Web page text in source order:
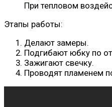
При тепловом
Этапы работы:
Делают замеры.
Подгибают юбку по
Зажигают свечку.
Проводят пламенем